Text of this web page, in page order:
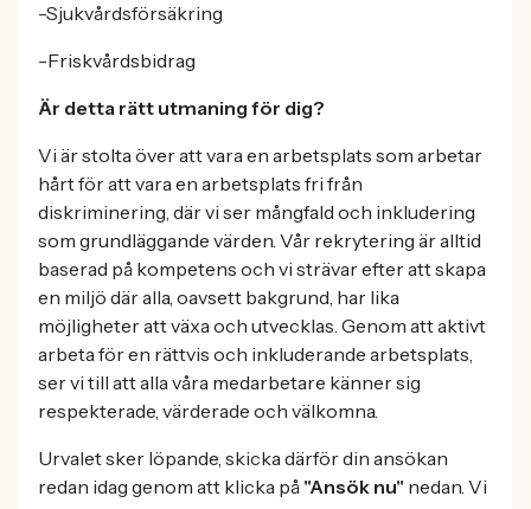
-Sjukvårdsförsäkring
-Friskvårdsbidrag
Är detta rätt utmaning för dig?
Vi är stolta över att vara en arbetsplats som arbetar
hårt för att vara en arbetsplats fri från
diskriminering, där vi ser mångfald och inkludering
som grundläggande värden. Vår rekrytering är alltid
baserad på kompetens och vi strävar efter att skapa
en miljö där alla, oavsett bakgrund, har lika
möjligheter att växa och utvecklas. Genom att aktivt
arbeta för en rättvis och inkluderande arbetsplats,
ser vi till att alla våra medarbetare känner sig
respekterade, värderade och välkomna.
Urvalet sker löpande, skicka därför din ansökan
redan idag genom att klicka på "Ansök nu" nedan. Vi